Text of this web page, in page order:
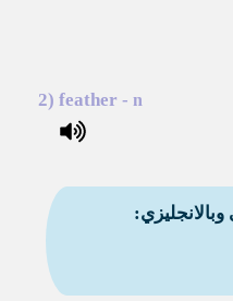
2) feather - n
وبالانجليزي: